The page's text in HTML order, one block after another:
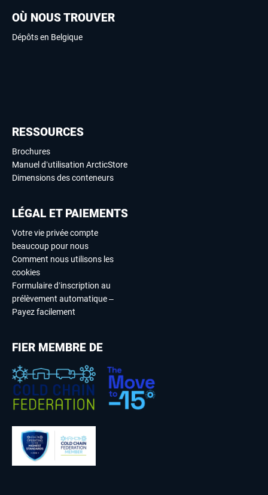
OÙ NOUS TROUVER
Dépôts en Belgique
RESSOURCES
Brochures
Manuel d’utilisation ArcticStore
Dimensions des conteneurs
LÉGAL ET PAIEMENTS
Votre vie privée compte
beaucoup pour nous
Comment nous utilisons les
cookies
Formulaire d’inscription au
prélèvement automatique –
Payez facilement
FIER MEMBRE DE